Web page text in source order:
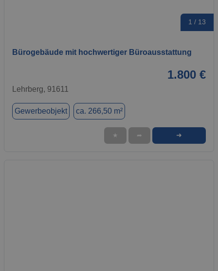
1 / 13
Bürogebäude mit hochwertiger Büroausstattung
1.800 €
Lehrberg, 91611
Gewerbeobjekt ca. 266,50 m²
★ ➦ ➜